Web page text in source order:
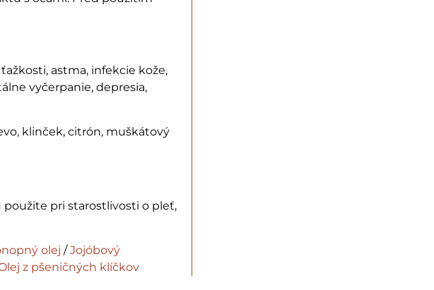
astma, infekcie kože,
vyčerpanie, depresia,
klinček, citrón, muškátový
pri starostlivosti o pleť,
olej /Jojóbový
z pšeničných klíčkov